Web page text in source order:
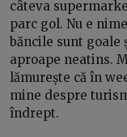
câteva
parc gol. Nu e
băncile sunt goale
aproape neatins.
lămurește că în
mine despre
îndrept.